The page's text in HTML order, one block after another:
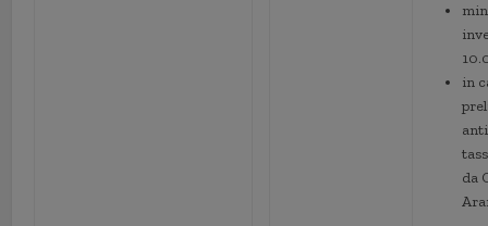
in
da